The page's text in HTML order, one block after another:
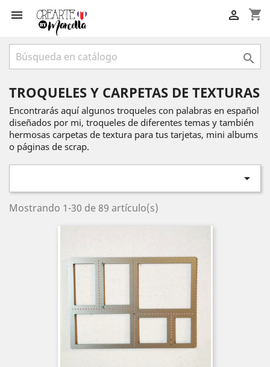
 shopping_cart


TROQUELES Y CARPETAS DE TEXTURAS
Encontrarás aquí algunos troqueles con palabras en español
diseñados por mi, troqueles de diferentes temas y también
hermosas carpetas de textura para tus tarjetas, mini albums
o páginas de scrap.

Mostrando 1-30 de 89 artículo(s)